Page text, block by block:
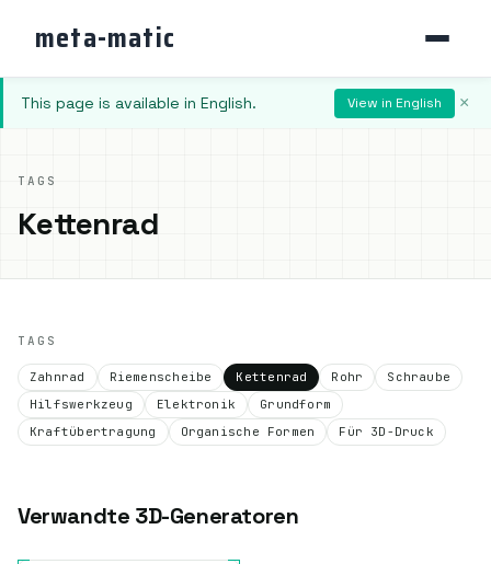
meta-matic
This page is available in English. View in English ×
TAGS
Kettenrad
TAGS
Zahnrad Riemenscheibe Kettenrad Rohr
Schraube
Hilfswerkzeug
Elektronik
Grundform
Kraftübertragung
Organische Formen Für 3D-Druck
Verwandte 3D-Generatoren